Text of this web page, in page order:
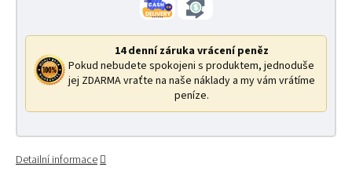
14 denní záruka vrácení peněz
Pokud nebudete spokojeni s produktem, jednoduše
jej ZDARMA vraťte na naše náklady a my vám vrátíme
peníze.
Detailní informace